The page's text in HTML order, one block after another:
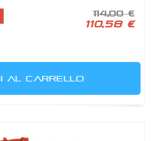
114,00 €
110,58 €
AL CARRELLO